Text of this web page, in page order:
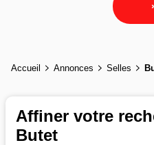
Accueil Annonces Selles
Affiner votre
Butet